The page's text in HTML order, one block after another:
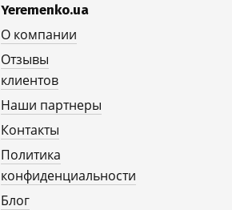
Yeremenko.ua
О компании
Отзывы
клиентов
Наши партнеры
Контакты
Политика
конфиденциальности
Блог